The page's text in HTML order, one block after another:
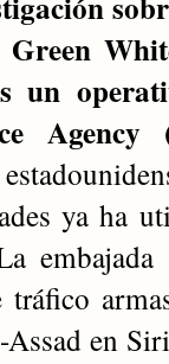
Green
un
ya ha
tráfico
en